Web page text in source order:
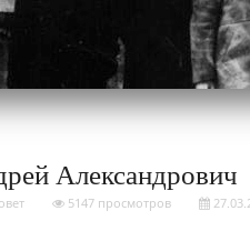
Александрович
5147 просмотров